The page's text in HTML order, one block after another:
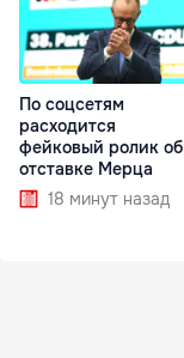
По соцсетям
расходится
фейковый ролик об
отставке Мерца
18 минут назад